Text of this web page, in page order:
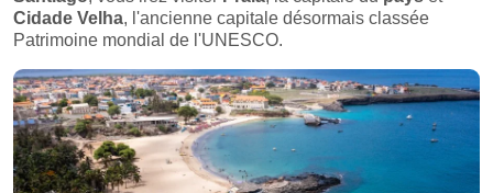
Cidade Velha, l'ancienne capitale désormais classée
Patrimoine mondial de l'UNESCO.